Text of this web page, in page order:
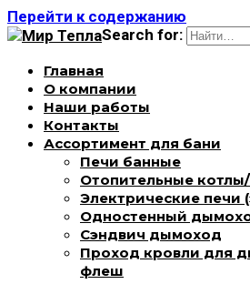
Перейти к содержанию
Search for:
Главная
О компании
Наши работы
Контакты
Ассортимент для бани
Печи банные
Отопительные
Электрические печи
Одностенный
Сэндвич дымоход
Проход кровли для
флеш